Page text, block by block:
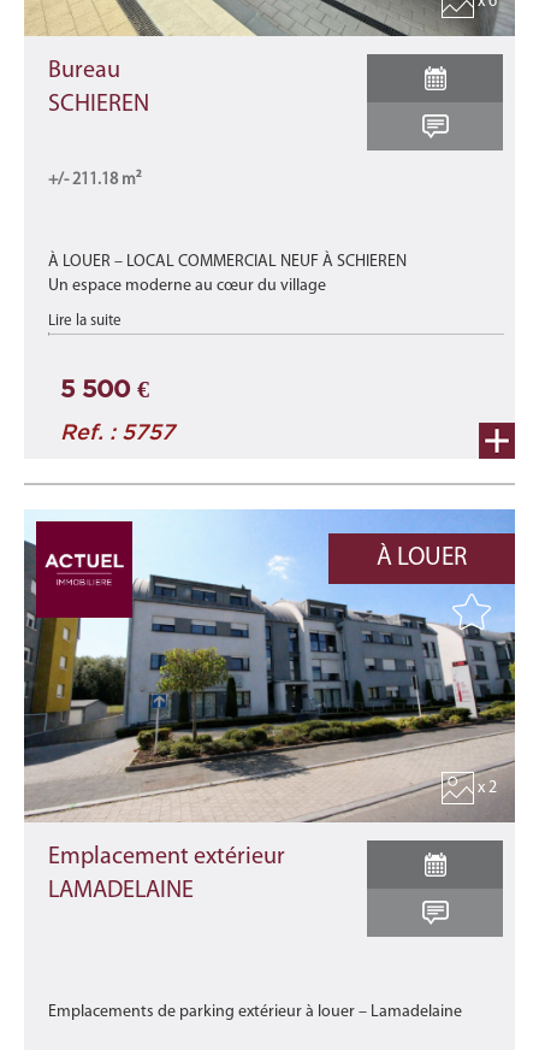
Bureau
SCHIEREN
+/- 211.18 m²
À LOUER – LOCAL COMMERCIAL NEUF À SCHIEREN
Un espace moderne au cœur du village
Implanté au rez-de-chaussée de la nouvelle résidence « Duerf
Lire la suite
5 500 €
Ref. : 5757
À LOUER
x 2
Emplacement extérieur
LAMADELAINE
Emplacements de parking extérieur à louer – Lamadelaine